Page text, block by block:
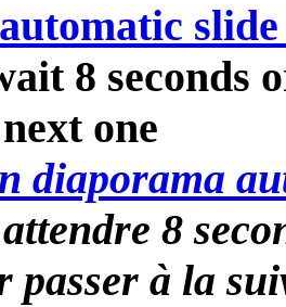
slide
8 seconds
one
diaporama
8
passer à la